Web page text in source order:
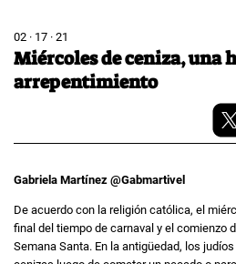
02 · 17 · 21
Miércoles de ceniza, una
arrepentimiento
Gabriela Martínez @Gabmartivel
De acuerdo con la religión católica, el
final del tiempo de carnaval y el comienzo
Semana Santa. En la antigüedad, los